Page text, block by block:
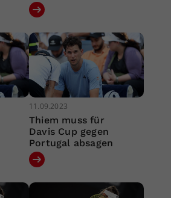
11.09.2023
Thiem muss für
Davis Cup gegen
Portugal absagen